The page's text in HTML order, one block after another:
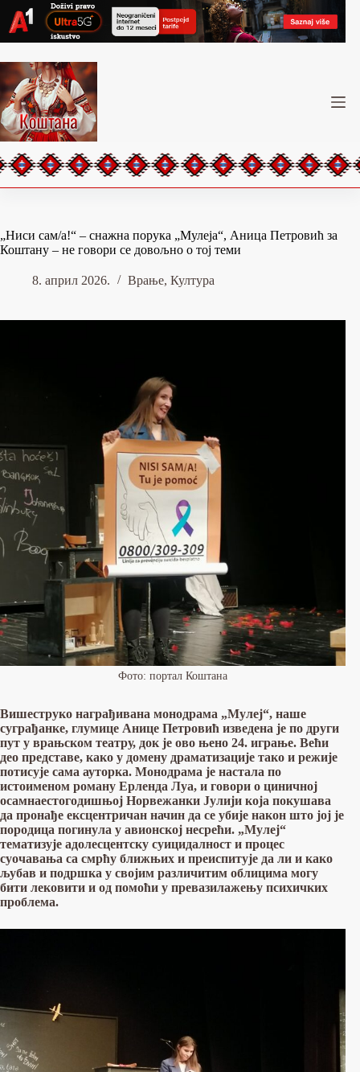
content
„Ниси сам/а!“ – снажна порука „Мулеја“, Аница Петровић за
Коштану – не говори се довољно о тој теми
8. април 2026. Врање, Култура
Фото: портал Коштана
Вишеструко награђивана монодрама „Мулеј“, наше
суграђанке, глумице Анице Петровић изведена је по други
пут у врањском театру, док је ово њено 24. играње. Већи
део представе, како у домену драматизације тако и режије
потисује сама ауторка. Монодрама је настала по
истоименом роману Ерленда Луа, и говори о циничној
осамнаестогодишњој Норвежанки Јулији која покушава
да пронађе ексцентричан начин да се убије након што јој је
породица погинула у авионској несрећи. „Мулеј“
тематизује адолесцентску суицидалност и процес
суочавања са смрћу ближњих и преиспитује да ли и како
љубав и подршка у својим различитим облицима могу
бити лековити и од помоћи у превазилажењу психичких
проблема.